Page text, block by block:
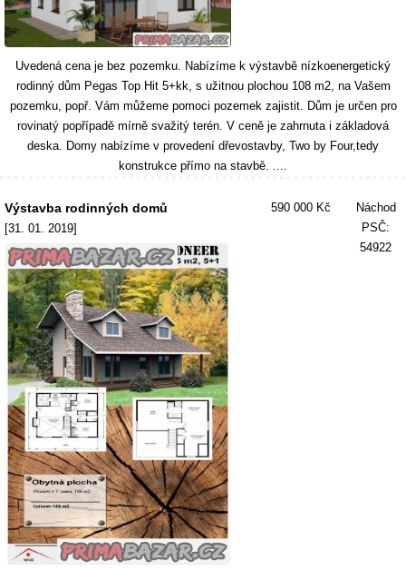
Uvedená cena je bez pozemku. Nabízíme k výstavbě nízkoenergetický
rodinný dům Pegas Top Hit 5+kk, s užitnou plochou 108 m2, na Vašem
pozemku, popř. Vám můžeme pomoci pozemek zajistit. Dům je určen pro
rovinatý popřípadě mírně svažitý terén. V ceně je zahrnuta i základová
deska. Domy nabízíme v provedení dřevostavby, Two by Four,tedy
konstrukce přímo na stavbě. ....
Výstavba rodinných domů
[31. 01. 2019]
590 000 Kč
Náchod
PSČ:
54922